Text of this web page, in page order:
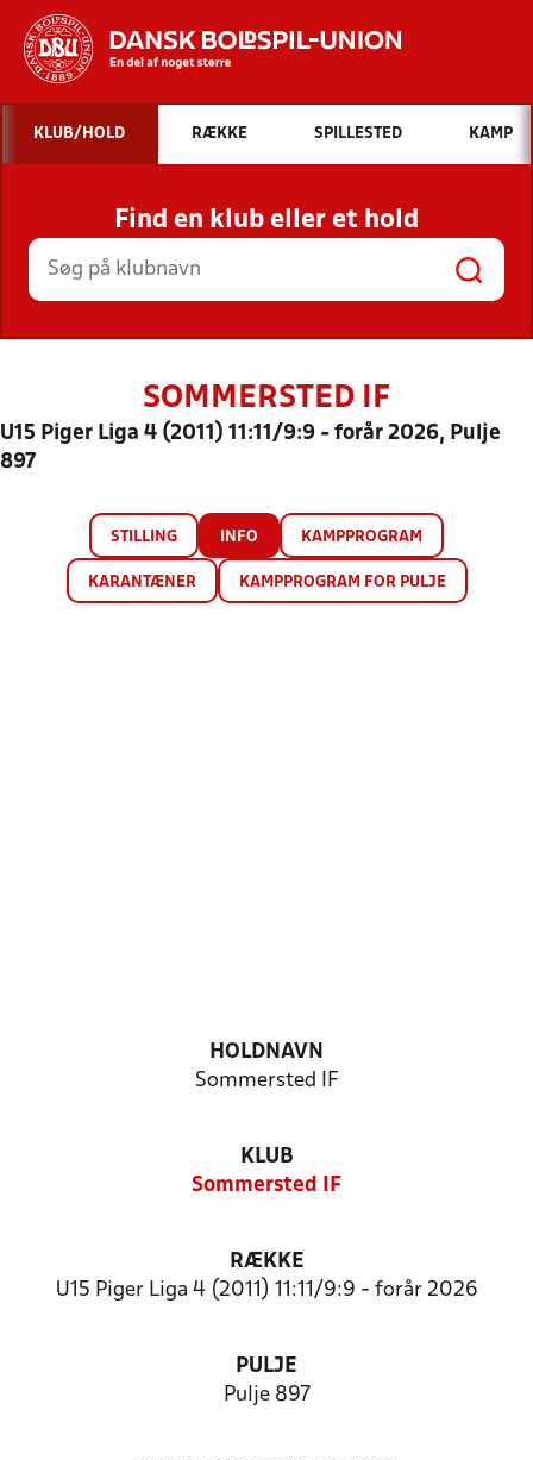
Hvad vil du søge efter?
INDHOLD OG NYHEDER
STILLINGER, RESULTATER, KLUBBER OG
HOLD
KLUB/HOLD RÆKKE SPILLESTED KAMP
Find en klub eller et hold
SOMMERSTED IF
U15 Piger Liga 4 (2011) 11:11/9:9 - forår 2026, Pulje
897
STILLING INFO KAMPPROGRAM
KARANTÆNER KAMPPROGRAM FOR PULJE
HOLDNAVN
Sommersted IF
KLUB
Sommersted IF
RÆKKE
U15 Piger Liga 4 (2011) 11:11/9:9 - forår 2026
PULJE
Pulje 897